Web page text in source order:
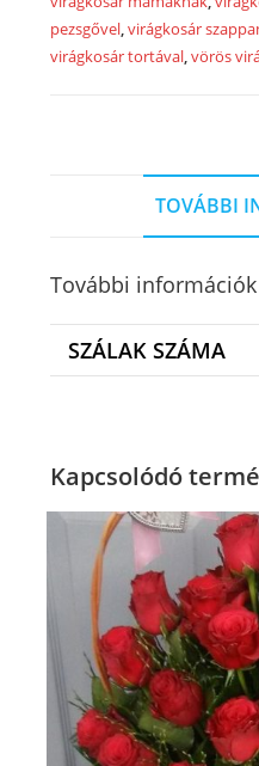
pezsgővel,virágkosár
virágkosár tortával,vörös
TOVÁBBI
További információk
SZÁLAK SZÁMA
Kapcsolódó